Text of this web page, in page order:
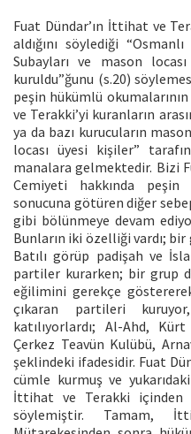
Fuat Dündar’ın İttihat ve
aldığını söylediği
Subayları ve mason
kuruldu”ğunu (s.20)
peşin hükümlü
ve Terakki’yi kuranların
ya da bazı kurucuların
locası üyesi kişiler”
manalara gelmektedir. Bizi
Cemiyeti hakkında
sonucuna götüren diğer
gibi bölünmeye devam
Bunların iki özelliği vardı;
Batılı görüp padişah ve
partiler kurarken; bir grup
eğilimini gerekçe
çıkaran partileri
katılıyorlardı; Al-Ahd,
Çerkez Teavün Kulübü,
şeklindeki ifadesidir. Fuat
cümle kurmuş ve
İttihat ve Terakki içinden
söylemiştir. Tamam,